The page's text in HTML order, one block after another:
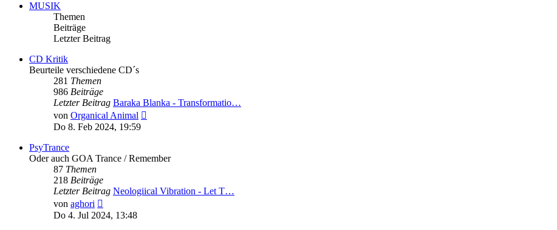
MUSIK
Themen
Beiträge
Letzter Beitrag
CD Kritik
Beurteile verschiedene CD´s
281 Themen
986 Beiträge
Letzter Beitrag Baraka Blanka - Transformatio…
von Organical Animal
Do 8. Feb 2024, 19:59
PsyTrance
Oder auch GOA Trance / Remember
87 Themen
218 Beiträge
Letzter Beitrag Neologiical Vibration - Let T…
von aghori
Beitrag
Do 4. Jul 2024, 13:48